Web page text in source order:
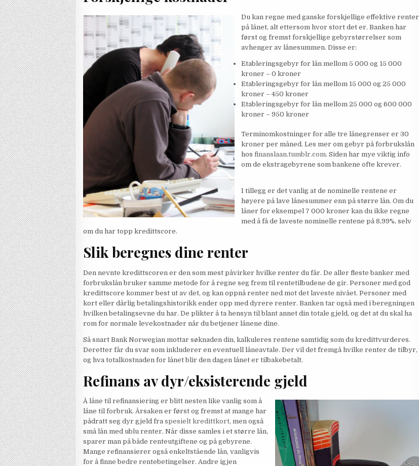
Du kan regne med ganske forskjellige effektive renter
på lånet, alt ettersom hvor stort det er. Banken har
først og fremst forskjellige gebyrstørrelser som
avhenger av lånesummen. Disse er:
Etableringsgebyr for lån mellom 5 000 og 15 000
kroner – 0 kroner
Etableringsgebyr for lån mellom 15 000 og 25 000
kroner – 450 kroner
Etableringsgebyr for lån mellom 25 000 og 600 000
kroner – 950 kroner
Terminomkostninger for alle tre lånegrenser er 30
kroner per måned. Les mer om gebyr på forbrukslån
hosfinanslaan.tumblr.com. Siden har mye viktig info
om de ekstragebyrene som bankene ofte krever.
I tillegg er det vanlig at de nominelle rentene er
høyere på lave lånesummer enn på større lån. Om du
låner for eksempel 7 000 kroner kan du ikke regne
med å få de laveste nominelle rentene på 8,99%, selv
om du har topp kredittscore.
Slik beregnes dine renter
Den nevnte kredittscoren er den som mest påvirker hvilke renter du får. De aller fleste banker med
forbrukslån bruker samme metode for å regne seg frem til rentetilbudene de gir. Personer med god
kredittscore kommer best ut av det, og kan oppnå renter ned mot det laveste nivået. Personer med
kort eller dårlig betalingshistorikk ender opp med dyrere renter. Banken tar også med i beregningen
hvilken betalingsevne du har. De plikter å ta hensyn til blant annet din totale gjeld, og det at du skal ha
rom for normale levekostnader når du betjener lånene dine.
Så snart Bank Norwegian mottar søknaden din, kalkuleres rentene samtidig som du kredittvurderes.
Deretter får du svar som inkluderer en eventuell låneavtale. Der vil det fremgå hvilke renter de tilbyr,
og hva totalkostnaden for lånet blir den dagen lånet er tilbakebetalt.
Refinans av dyr/eksisterende gjeld
Å låne til refinansiering er blitt nesten like vanlig som å
låne til forbruk. Årsaken er først og fremst at mange har
pådratt seg dyr gjeld fraspesielt kredittkort, men også
små lån med ublu renter. Når disse samles i et større lån,
sparer man på både renteutgiftene og på gebyrene.
Mange refinansierer også enkeltstående lån, vanligvis
for å finne bedre rentebetingelser. Andre igjen